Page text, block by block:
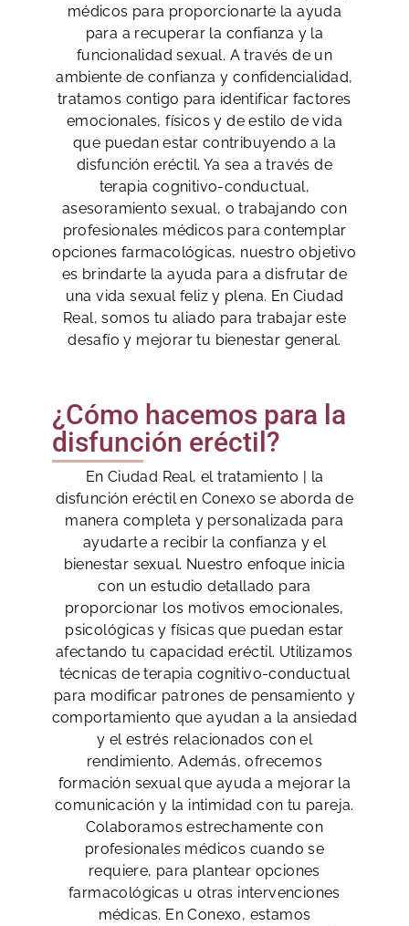
médicos para proporcionarte la ayuda
para a recuperar la confianza y la
funcionalidad sexual. A través de un
ambiente de confianza y confidencialidad,
tratamos contigo para identificar factores
emocionales, físicos y de estilo de vida
que puedan estar contribuyendo a la
disfunción eréctil. Ya sea a través de
terapia cognitivo-conductual,
asesoramiento sexual, o trabajando con
profesionales médicos para contemplar
opciones farmacológicas, nuestro objetivo
es brindarte la ayuda para a disfrutar de
una vida sexual feliz y plena. En Ciudad
Real, somos tu aliado para trabajar este
desafío y mejorar tu bienestar general.
¿Cómo hacemos para la
disfunción eréctil?
En Ciudad Real, el tratamiento | la
disfunción eréctil en Conexo se aborda de
manera completa y personalizada para
ayudarte a recibir la confianza y el
bienestar sexual. Nuestro enfoque inicia
con un estudio detallado para
proporcionar los motivos emocionales,
psicológicas y físicas que puedan estar
afectando tu capacidad eréctil. Utilizamos
técnicas de terapia cognitivo-conductual
para modificar patrones de pensamiento y
comportamiento que ayudan a la ansiedad
y el estrés relacionados con el
rendimiento. Además, ofrecemos
formación sexual que ayuda a mejorar la
comunicación y la intimidad con tu pareja.
Colaboramos estrechamente con
profesionales médicos cuando se
requiere, para plantear opciones
farmacológicas u otras intervenciones
médicas. En Conexo, estamos